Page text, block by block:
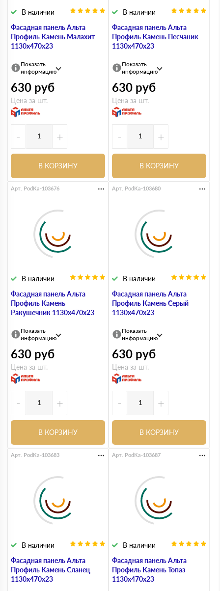
Фасадная панель Альта
Профиль Камень Малахит
1130х470х23
В наличии
Показать
информацию
630 руб
Цена за шт.
- +
В КОРЗИНУ
Фасадная панель Альта
Профиль Камень Песчаник
1130х470х23
В наличии
Показать
информацию
630 руб
Цена за шт.
- +
В КОРЗИНУ
Фасадная панель Альта
Профиль Камень
Ракушечник 1130х470х23
В наличии
Арт. PodKa-103676
Показать
информацию
630 руб
Цена за шт.
- +
В КОРЗИНУ
Фасадная панель Альта
Профиль Камень Серый
1130х470х23
В наличии
Арт. PodKa-103680
Показать
информацию
630 руб
Цена за шт.
- +
В КОРЗИНУ
Фасадная панель Альта
Профиль Камень Сланец
1130х470х23
В наличии
Арт. PodKa-103683
Фасадная панель Альта
Профиль Камень Топаз
1130х470х23
В наличии
Арт. PodKa-103687